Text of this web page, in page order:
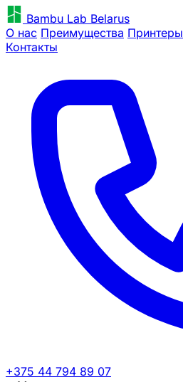
Bambu Lab Belarus
О нас Преимущества Принтеры
Контакты
+375 44 794 89 07